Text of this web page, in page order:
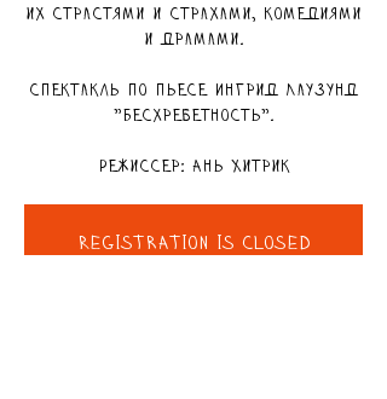
их страстями и страхами, комедиями
и драмами.
Спектакль по пьесе Ингрид Лаузунд
"Бесхребетность".
Режиссер: Ань Хитрик
Registration is closed